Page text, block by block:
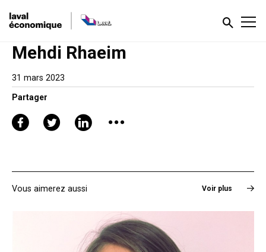
Mehdi Rhaeim
31 mars 2023
Partager
Vous aimerez aussi Voir plus